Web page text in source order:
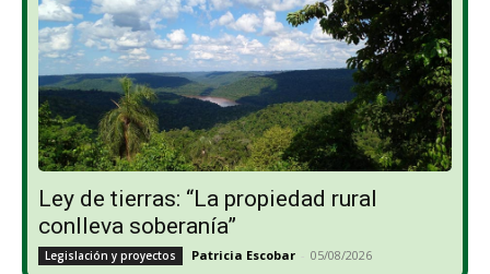
Ley de tierras: “La propiedad rural
conlleva soberanía”
Legislación y proyectos Patricia Escobar - 05/08/2026